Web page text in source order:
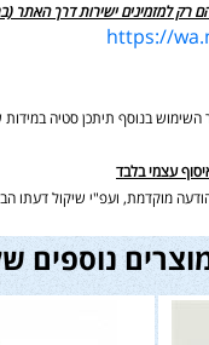
רק למזמינים ישירות דרך האתר
https://
במידות של כ-5% במוצרים שמיוצרים / מורכבים
עצמי בלבד
מוקדמת, ועפ"י שיקול דעתו
נוספים